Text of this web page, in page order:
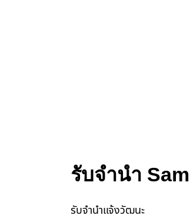
รับจำนำ
รับจํานําแจ้งวัฒนะ